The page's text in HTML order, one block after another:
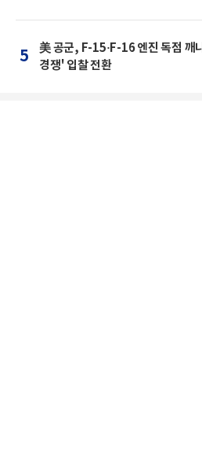
5
美 공군, F-15·F-16 엔진 독점
경쟁' 입찰 전환